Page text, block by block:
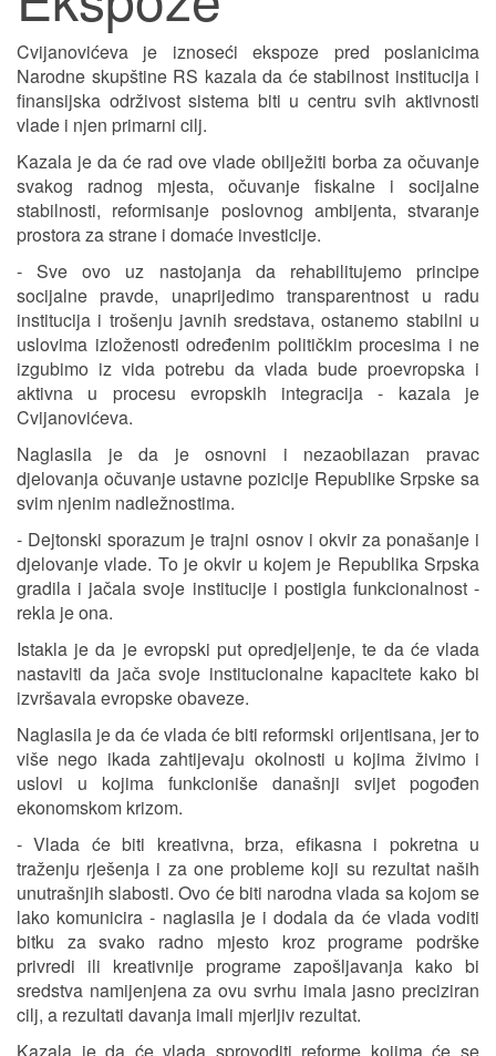
Cvijanovićeva je iznoseći ekspoze pred poslanicima
Narodne skupštine RS kazala da će stabilnost institucija i
finansijska održivost sistema biti u centru svih aktivnosti
vlade i njen primarni cilj.
Kazala je da će rad ove vlade obilježiti borba za očuvanje
svakog radnog mjesta, očuvanje fiskalne i socijalne
stabilnosti, reformisanje poslovnog ambijenta, stvaranje
prostora za strane i domaće investicije.
- Sve ovo uz nastojanja da rehabilitujemo principe
socijalne pravde, unaprijedimo transparentnost u radu
institucija i trošenju javnih sredstava, ostanemo stabilni u
uslovima izloženosti određenim političkim procesima i ne
izgubimo iz vida potrebu da vlada bude proevropska i
aktivna u procesu evropskih integracija - kazala je
Cvijanovićeva.
Naglasila je da je osnovni i nezaobilazan pravac
djelovanja očuvanje ustavne pozicije Republike Srpske sa
svim njenim nadležnostima.
- Dejtonski sporazum je trajni osnov i okvir za ponašanje i
djelovanje vlade. To je okvir u kojem je Republika Srpska
gradila i jačala svoje institucije i postigla funkcionalnost -
rekla je ona.
Istakla je da je evropski put opredjeljenje, te da će vlada
nastaviti da jača svoje institucionalne kapacitete kako bi
izvršavala evropske obaveze.
Naglasila je da će vlada će biti reformski orijentisana, jer to
više nego ikada zahtijevaju okolnosti u kojima živimo i
uslovi u kojima funkcioniše današnji svijet pogođen
ekonomskom krizom.
- Vlada će biti kreativna, brza, efikasna i pokretna u
traženju rješenja i za one probleme koji su rezultat naših
unutrašnjih slabosti. Ovo će biti narodna vlada sa kojom se
lako komunicira - naglasila je i dodala da će vlada voditi
bitku za svako radno mjesto kroz programe podrške
privredi ili kreativnije programe zapošljavanja kako bi
sredstva namijenjena za ovu svrhu imala jasno preciziran
cilj, a rezultati davanja imali mjerljiv rezultat.